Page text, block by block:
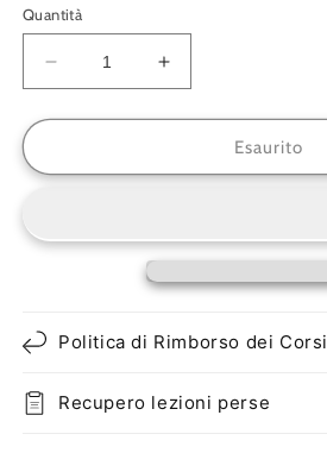
Quantità
Diminuisci
quantità
per
per
smart
Aumenta
quantità
per
per
smart
Esaurito
Politica di Rimborso dei Corsi
Recupero lezioni perse